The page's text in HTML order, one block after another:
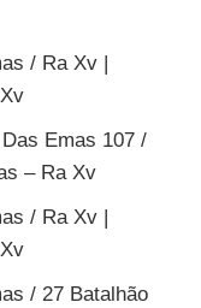
/ Ra Xv |
Emas 107 /
– Ra Xv
/ Ra Xv |
/ 27 Batalhão